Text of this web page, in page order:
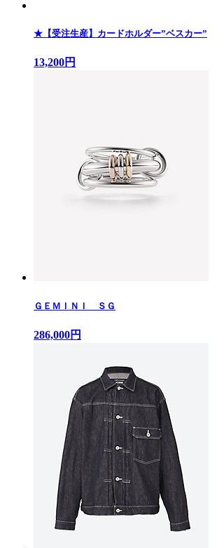
★【受注生産】カードホルダー”ベスカー”
13,200円
ＧＥＭＩＮＩ ＳＧ
286,000円